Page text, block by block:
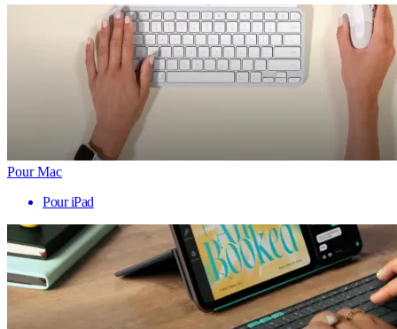
Pour Mac
Pour iPad